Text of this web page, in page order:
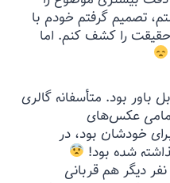
تصمیم گرفتم خودم با
را کشف کنم. اما
باور بود. متأسفانه گالری
عکس‌های
خودشان بود، در
شده بود!
دیگر هم قربانی